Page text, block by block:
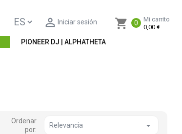
shopping_cart 0
Mi carrito
0,00 €
 Iniciar sesión
PIONEER DJ | ALPHATHETA
Ordenar
por:
Relevancia 